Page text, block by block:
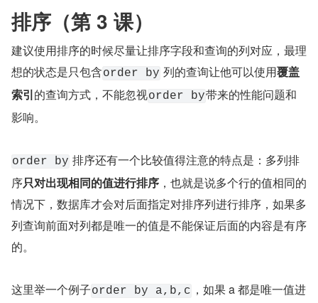
排序（第 3 课）
建议使用排序的时候尽量让排序字段和查询的列对应，最理
想的状态是只包含order by 列的查询让他可以使用覆盖
索引的查询方式，不能忽视order by带来的性能问题和
影响。
order by 排序还有一个比较值得注意的特点是：多列排
序只对出现相同的值进行排序 ，也就是说多个行的值相同的
情况下，数据库才会对后面指定对排序列进行排序，如果多
列查询前面对列都是唯一的值是不能保证后面的内容是有序
的。
这里举一个例子order by a,b,c ，如果 a 都是唯一值进